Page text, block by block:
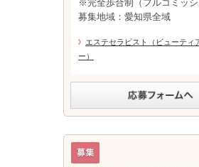
※完全歩合制（フルコミッシ
募集地域：愛知県全域
エステセラピスト（ビューティ
ー）